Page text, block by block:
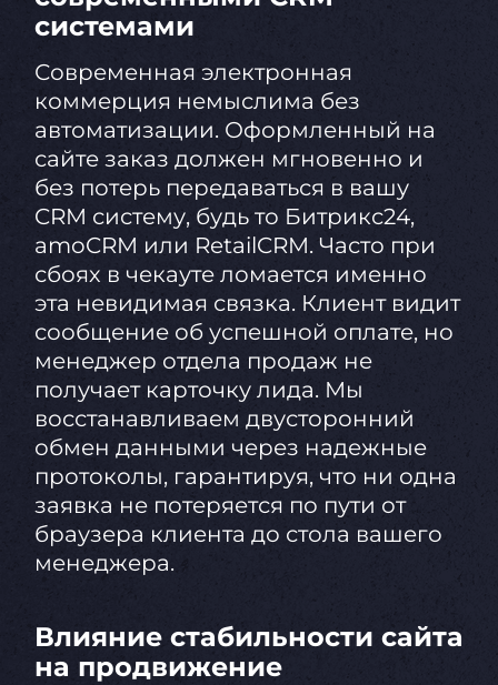
системами
Современная электронная
коммерция немыслима без
автоматизации. Оформленный на
сайте заказ должен мгновенно и
без потерь передаваться в вашу
CRM систему, будь то Битрикс24,
amoCRM или RetailCRM. Часто при
сбоях в чекауте ломается именно
эта невидимая связка. Клиент видит
сообщение об успешной оплате, но
менеджер отдела продаж не
получает карточку лида. Мы
восстанавливаем двусторонний
обмен данными через надежные
протоколы, гарантируя, что ни одна
заявка не потеряется по пути от
браузера клиента до стола вашего
менеджера.
Влияние стабильности сайта
на продвижение